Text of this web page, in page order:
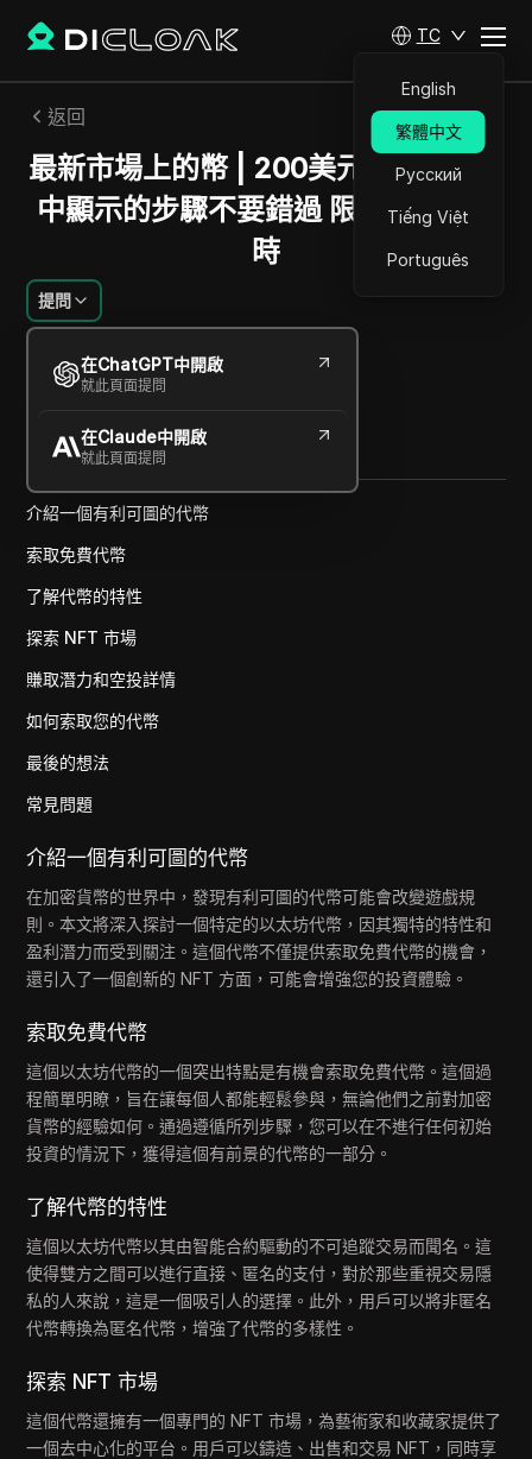
TC
English
繁體中文
Русский
Tiếng Việt
Português
返回
最新市場上的幣 | 200美元利潤 | 影片
中顯示的步驟不要錯過 限量空投 | 即
時
提問
在ChatGPT中開啟
就此頁面提問
在Claude中開啟
就此頁面提問
林子峰
2024年12月 1 分鐘 閱讀
Copy Link
介紹一個有利可圖的代幣
索取免費代幣
了解代幣的特性
探索 NFT 市場
賺取潛力和空投詳情
如何索取您的代幣
最後的想法
常見問題
介紹一個有利可圖的代幣
在加密貨幣的世界中，發現有利可圖的代幣可能會改變遊戲規
則。本文將深入探討一個特定的以太坊代幣，因其獨特的特性和
盈利潛力而受到關注。這個代幣不僅提供索取免費代幣的機會，
還引入了一個創新的 NFT 方面，可能會增強您的投資體驗。
索取免費代幣
這個以太坊代幣的一個突出特點是有機會索取免費代幣。這個過
程簡單明瞭，旨在讓每個人都能輕鬆參與，無論他們之前對加密
貨幣的經驗如何。通過遵循所列步驟，您可以在不進行任何初始
投資的情況下，獲得這個有前景的代幣的一部分。
了解代幣的特性
這個以太坊代幣以其由智能合約驅動的不可追蹤交易而聞名。這
使得雙方之間可以進行直接、匿名的支付，對於那些重視交易隱
私的人來說，這是一個吸引人的選擇。此外，用戶可以將非匿名
代幣轉換為匿名代幣，增強了代幣的多樣性。
探索 NFT 市場
這個代幣還擁有一個專門的 NFT 市場，為藝術家和收藏家提供了
一個去中心化的平台。用戶可以鑄造、出售和交易 NFT，同時享